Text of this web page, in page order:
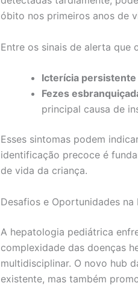
óbito nos primeiros anos de
Entre os sinais de alerta que
Icterícia persistente
Fezes
principal causa de
Esses sintomas podem
identificação precoce é
de vida da criança.
Desafios e Oportunidades
A hepatologia pediátrica
complexidade das doenças
multidisciplinar. O novo hub
existente, mas também